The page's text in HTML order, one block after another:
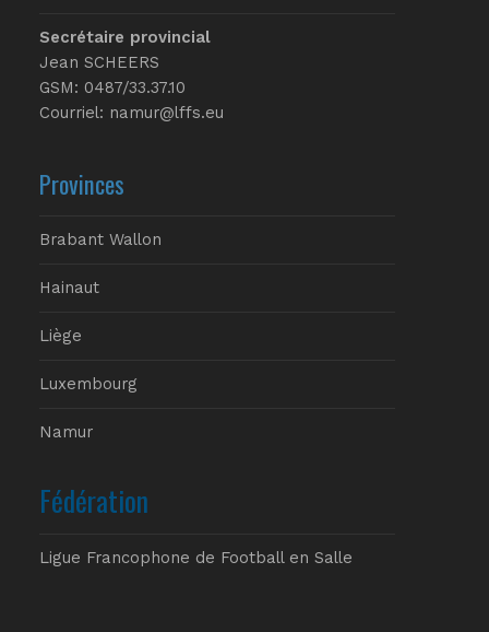
Secrétaire provincial
Jean SCHEERS
GSM: 0487/33.37.10
Courriel: namur@lffs.eu
Provinces
Brabant Wallon
Hainaut
Liège
Luxembourg
Namur
Fédération
Ligue Francophone de Football en Salle